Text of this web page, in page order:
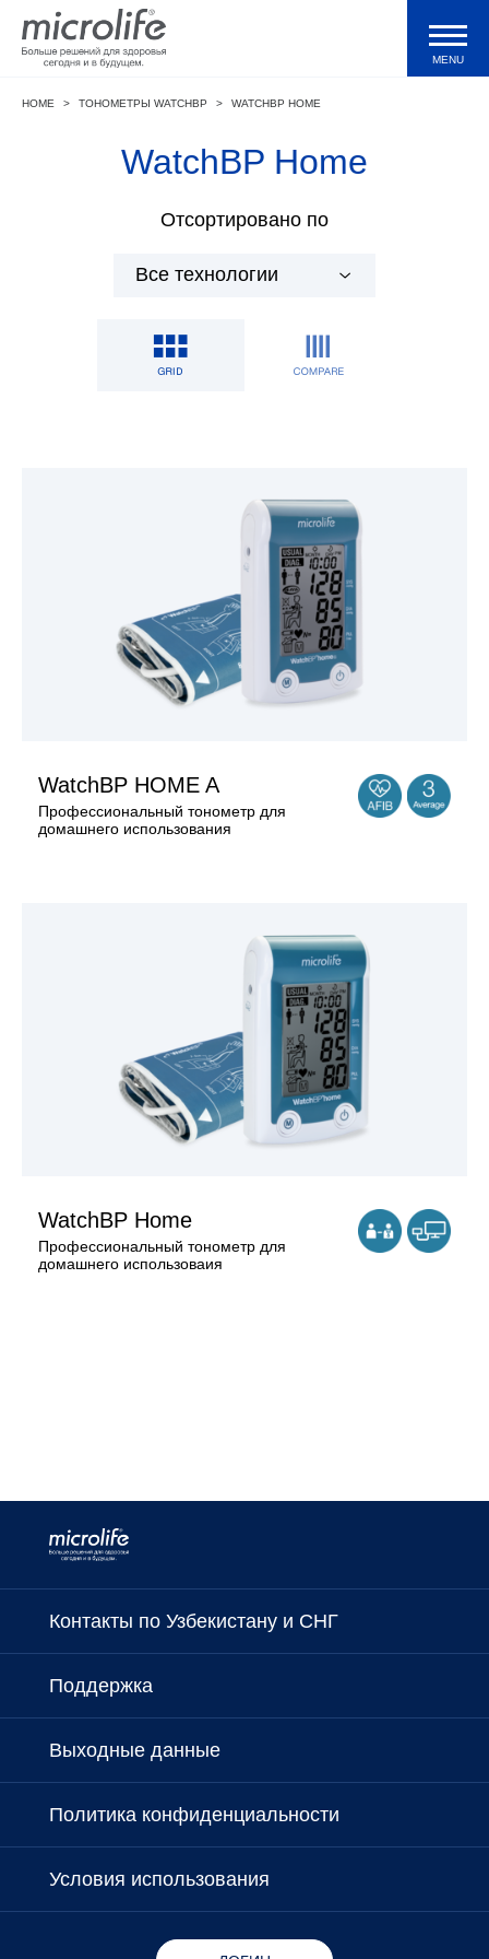
Валидации и клинические исследования
MENU
HOME > ТОНОМЕТРЫ WATCHBP > WATCHBP HOME
WatchBP Home
Отсортировано по
WatchBP HOME A
Профессиональный тонометр для
домашнего использования
WatchBP Home
Профессиональный тонометр для
домашнего использоваия
Контакты по Узбекистану и СНГ
Поддержка
Выходные данные
Политика конфиденциальности
Условия использования